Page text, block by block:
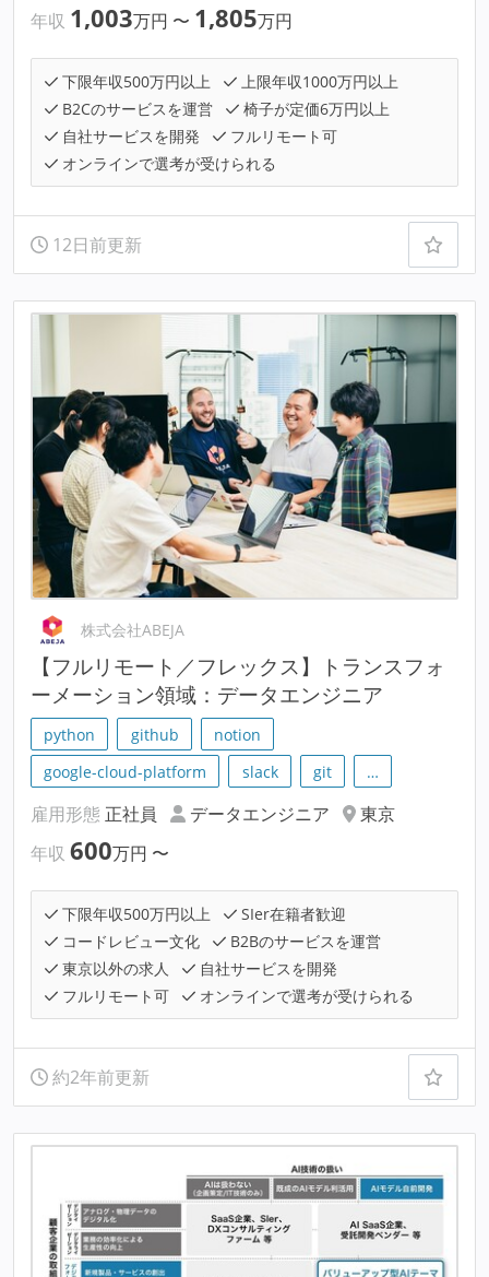
年収 1,003万円 〜 1,805万円
下限年収500万円以上
上限年収1000万円以上
B2Cのサービスを運営
椅子が定価6万円以上
自社サービスを開発
フルリモート可
オンラインで選考が受けられる
12日前更新
株式会社ABEJA
【フルリモート／フレックス】トランスフォ
ーメーション領域：データエンジニア
python github
notion
google-cloud-platform
slack git …
雇用形態 正社員 データエンジニア
東京
年収 600万円 〜
下限年収500万円以上
SIer在籍者歓迎
コードレビュー文化
B2Bのサービスを運営
東京以外の求人
自社サービスを開発
フルリモート可
オンラインで選考が受けられる
約2年前更新